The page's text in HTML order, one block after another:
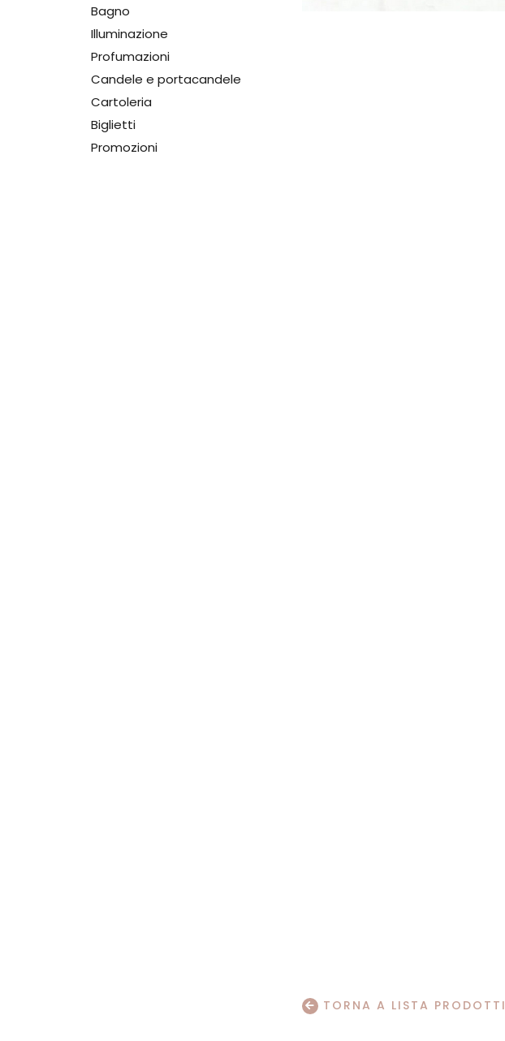
TORNA A LISTA PRODOTTI
Bagno
Illuminazione
Profumazioni
Candele e portacandele
Cartoleria
Biglietti
Promozioni